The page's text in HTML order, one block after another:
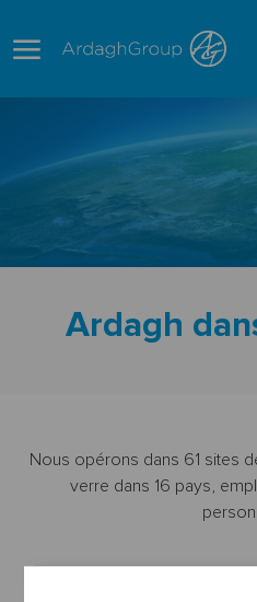
Ardagh
Nous opérons dans 61 sites
verre dans 16 pays,